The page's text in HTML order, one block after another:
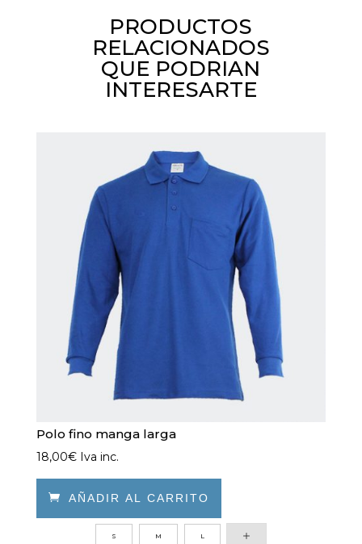
PRODUCTOS
RELACIONADOS
QUE PODRIAN
INTERESARTE
Polo fino manga larga
18,00€ Iva inc.
 AÑADIR AL CARRITO
S M L